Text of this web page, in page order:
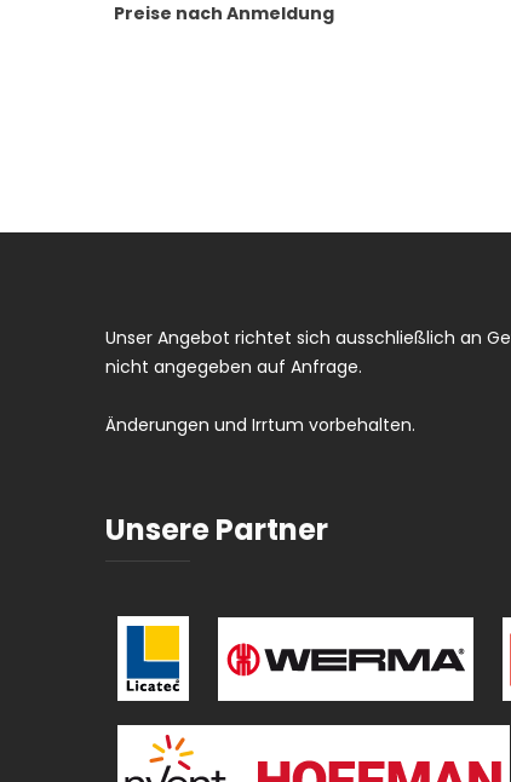
Preise nach Anmeldung
Unser Angebot richtet sich ausschließlich an
nicht angegeben auf Anfrage.
Änderungen und Irrtum vorbehalten.
Unsere Partner